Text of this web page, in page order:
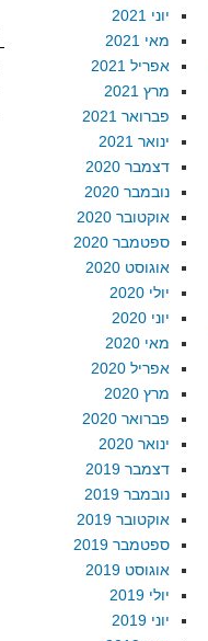
יוני 2021
מאי 2021
אפריל 2021
מרץ 2021
פברואר 2021
ינואר 2021
דצמבר 2020
נובמבר 2020
אוקטובר 2020
ספטמבר 2020
אוגוסט 2020
יולי 2020
יוני 2020
מאי 2020
אפריל 2020
מרץ 2020
פברואר 2020
ינואר 2020
דצמבר 2019
נובמבר 2019
אוקטובר 2019
ספטמבר 2019
אוגוסט 2019
יולי 2019
יוני 2019